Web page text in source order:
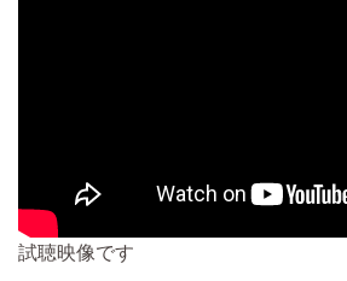
試聴映像です